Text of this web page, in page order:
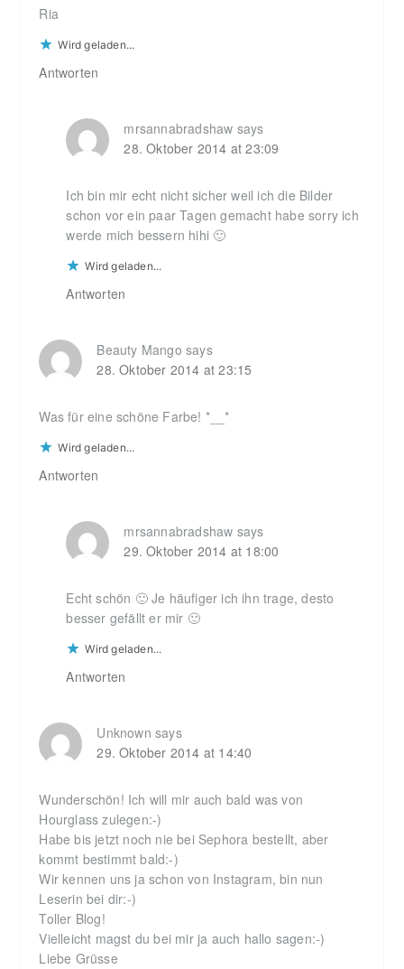
Ria
Wird geladen...
Antworten
mrsannabradshaw says
28. Oktober 2014 at 23:09
Ich bin mir echt nicht sicher weil ich die Bilder
schon vor ein paar Tagen gemacht habe sorry ich
werde mich bessern hihi 🙂
Wird geladen...
Antworten
Beauty Mango says
28. Oktober 2014 at 23:15
Was für eine schöne Farbe! *__*
Wird geladen...
Antworten
mrsannabradshaw says
29. Oktober 2014 at 18:00
Echt schön 🙂 Je häufiger ich ihn trage, desto
besser gefällt er mir 🙂
Wird geladen...
Antworten
Unknown says
29. Oktober 2014 at 14:40
Wunderschön! Ich will mir auch bald was von
Hourglass zulegen:-)
Habe bis jetzt noch nie bei Sephora bestellt, aber
kommt bestimmt bald:-)
Wir kennen uns ja schon von Instagram, bin nun
Leserin bei dir:-)
Toller Blog!
Vielleicht magst du bei mir ja auch hallo sagen:-)
Liebe Grüsse